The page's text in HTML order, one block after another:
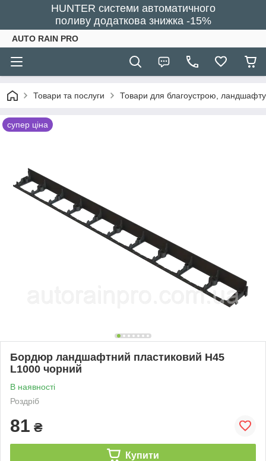
HUNTER системи автоматичного
поливу додаткова знижка -15%
AUTO RAIN PRO
Товари та послуги Товари для благоустрою, ландшафту
супер ціна
Бордюр ландшафтний пластиковий H45
L1000 чорний
В наявності
Роздріб
81 ₴
Купити